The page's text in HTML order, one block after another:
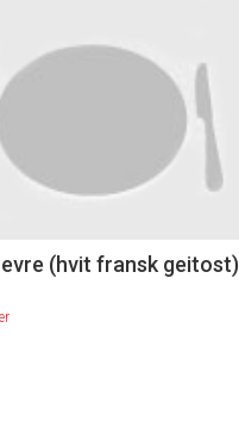
(hvit fransk geitost)